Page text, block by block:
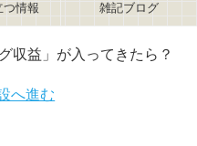
つ情報 雑記ブログ
収益」が入ってきたら？
へ進む